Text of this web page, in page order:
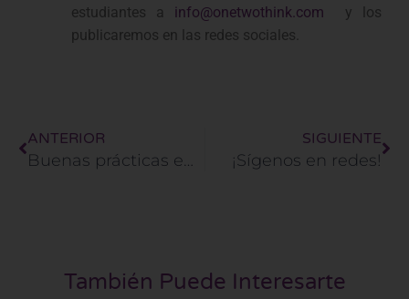
estudiantes a info@onetwothink.com
y los
publicaremos en las redes sociales.
ANTERIOR
Buenas prácticas en el aula – Curiosidad e indagación
SIGUIENTE
¡Sígenos en redes!
También Puede Interesarte